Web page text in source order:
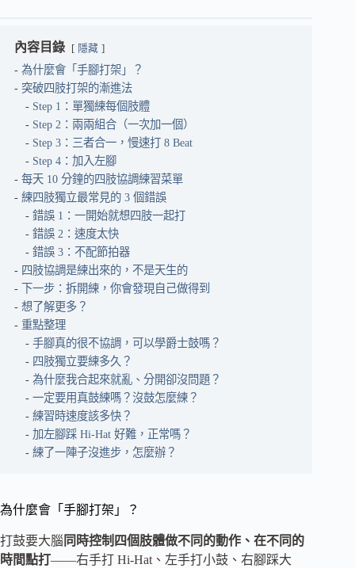
內容目錄 隱藏
為什麼會「手腳打架」？
突破四肢打架的漸進法
Step 1：單獨練每個肢體
Step 2：兩兩組合（一次加一個）
Step 3：三者合一，慢速打 8 Beat
Step 4：加入左腳
每天 10 分鐘的四肢協調練習菜單
練四肢獨立最常見的 3 個錯誤
錯誤 1：一開始就想四肢一起打
錯誤 2：速度太快
錯誤 3：不配節拍器
四肢協調是練出來的，不是天生的
下一步：拆開練，你會發現自己做得到
想了解更多？
重點整理
手腳真的很不協調，可以學爵士鼓嗎？
四肢獨立要練多久？
為什麼我合起來就亂、分開卻沒問題？
一定要用真鼓練嗎？沒鼓怎麼練？
練習時速度該多快？
加左腳踩 Hi-Hat 好難，正常嗎？
練了一陣子沒進步，怎麼辦？
為什麼會「手腳打架」？
打鼓要大腦 同時控制四個肢體做不同的動作、在不同的
時間點打——右手打 Hi-Hat、左手打小鼓、右腳踩大